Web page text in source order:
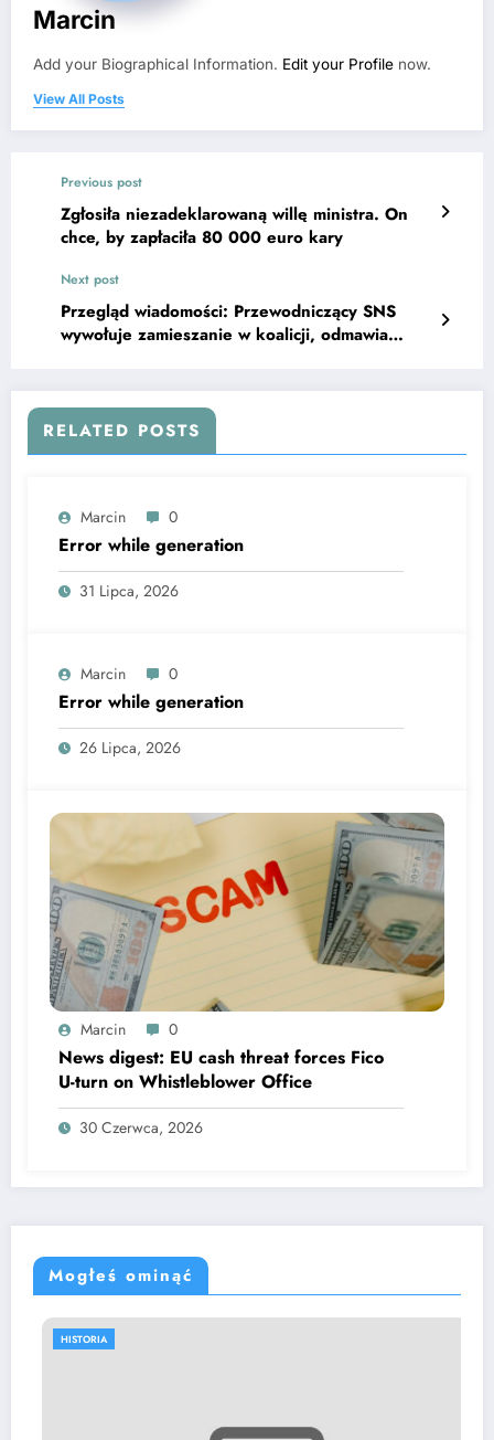
Marcin
Add your Biographical Information. Edit your Profile now.
View All Posts
Previous post
Zgłosiła niezadeklarowaną willę ministra. On
chce, by zapłaciła 80 000 euro kary
Next post
Przegląd wiadomości: Przewodniczący SNS
wywołuje zamieszanie w koalicji, odmawia
RELATED POSTS
Marcin 0
Error while generation
31 Lipca, 2026
Marcin 0
Error while generation
26 Lipca, 2026
Marcin 0
News digest: EU cash threat forces Fico
U-turn on Whistleblower Office
30 Czerwca, 2026
Mogłeś ominąć
HISTORIA